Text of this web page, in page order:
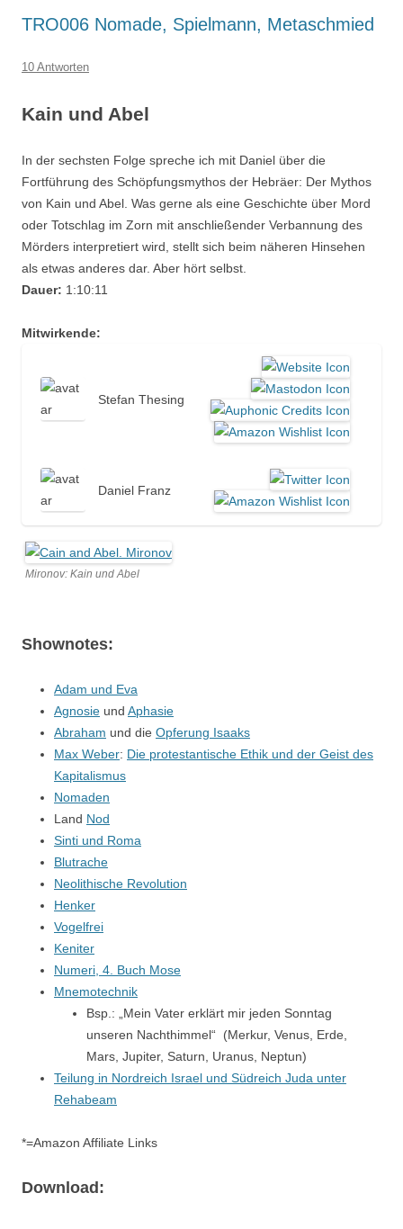
TRO006 Nomade, Spielmann, Metaschmied
10 Antworten
Kain und Abel
In der sechsten Folge spreche ich mit Daniel über die
Fortführung des Schöpfungsmythos der Hebräer: Der Mythos
von Kain und Abel. Was gerne als eine Geschichte über Mord
oder Totschlag im Zorn mit anschließender Verbannung des
Mörders interpretiert wird, stellt sich beim näheren Hinsehen
als etwas anderes dar. Aber hört selbst.
Dauer: 1:10:11
Mitwirkende:
Stefan Thesing
Daniel Franz
Mironov: Kain und Abel
Shownotes:
Adam und Eva
Agnosie und Aphasie
Abraham und die Opferung Isaaks
Max Weber: Die protestantische Ethik und der Geist des
Kapitalismus
Nomaden
Land Nod
Sinti und Roma
Blutrache
Neolithische Revolution
Henker
Vogelfrei
Keniter
Numeri, 4. Buch Mose
Mnemotechnik
Bsp.: „Mein Vater erklärt mir jeden Sonntag
unseren Nachthimmel“ (Merkur, Venus, Erde,
Mars, Jupiter, Saturn, Uranus, Neptun)
Teilung in Nordreich Israel und Südreich Juda unter
Rehabeam
*=Amazon Affiliate Links
Download: